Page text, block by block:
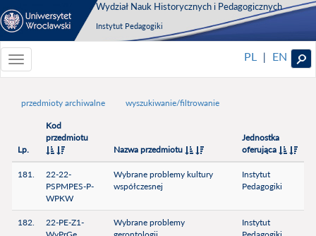
Wydział Nauk Historycznych i Pedagogicznych
Instytut Pedagogiki
Toggle
navigationToggle
PL | EN
przedmioty archiwalne wyszukiwanie/filtrowanie
Lp.
Kod
przedmiotu
Nazwa przedmiotu
Jednostka
oferująca
181.
22-22-
PSPMPES-P-
WPKW
Wybrane problemy kultury
współczesnej
Instytut
Pedagogiki
182.
22-PE-Z1-
Wybrane problemy
Instytut